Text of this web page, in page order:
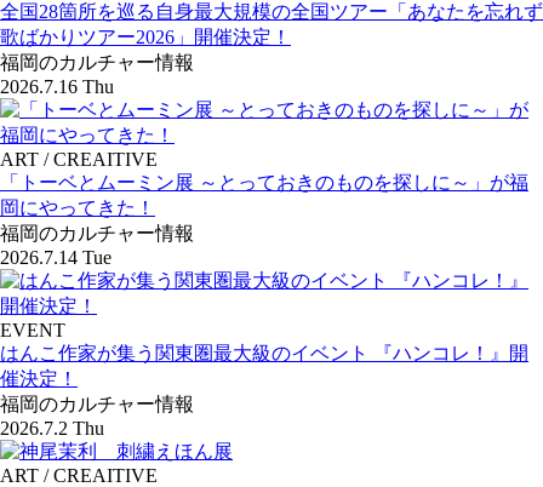
全国28箇所を巡る自身最大規模の全国ツアー「あなたを忘れず
歌ばかりツアー2026」開催決定！
福岡のカルチャー情報
2026.7.16 Thu
ART / CREAITIVE
「トーベとムーミン展 ～とっておきのものを探しに～」が福
岡にやってきた！
福岡のカルチャー情報
2026.7.14 Tue
EVENT
はんこ作家が集う関東圏最大級のイベント 『ハンコレ！』開
催決定！
福岡のカルチャー情報
2026.7.2 Thu
ART / CREAITIVE